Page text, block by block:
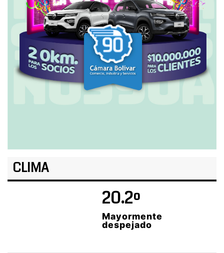
CLIMA
20.2º
Mayormente
despejado